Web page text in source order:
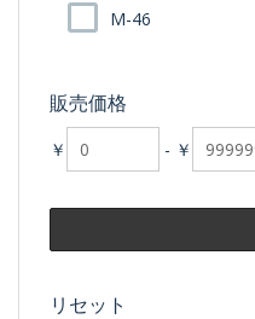
M-46
販売価格
￥ - ￥
リセット